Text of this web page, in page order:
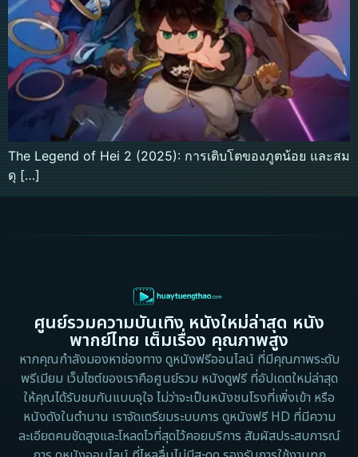
The Legend of Hei 2 (2025): การเติบโตของภูตน้อย และสม
ดุ […]
ศูนย์รวมความบันเทิง หนังใหม่ล่าสุด หนัง
พากย์ไทย เต็มเรื่อง คุณภาพสูง
หากคุณกำลังมองหาช่องทาง ดูหนังฟรีออนไลน์ ที่มีคุณภาพระดับ
พรีเมียม เว็บไซต์ของเราคือศูนย์รวม หนังดูฟรี ที่อัปเดตใหม่ล่าสุด
ให้คุณได้รับชมกันแบบจุใจ ไม่ว่าจะเป็นหนังชนโรงที่เพิ่งเข้า หรือ
หนังดังในตำนาน เราจัดเตรียมระบบการ ดูหนังฟรี HD ที่มีความ
ละเอียดคมชัดสูงและโหลดไวที่สุดไว้คอยบริการ สัมผัสประสบการณ์